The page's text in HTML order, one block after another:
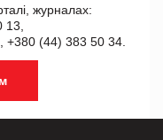
журналах:
13,
+380 (44) 383 50 34.